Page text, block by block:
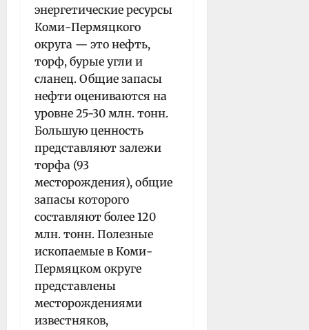
энергетические ресурсы
Коми-Пермяцкого
округа — это не­фть,
торф, бурые угли и
сланец. Общие запасы
нефти оцениваются на
уровне 25-30 млн. тонн.
Большую ценность
представляют залежи
торфа (93
месторождения), общие
запасы которого
составляют более 120
млн. тонн. Полезные
ископаемые в Коми-
Пермяцком округе
представлены
месторождениями
известняков,